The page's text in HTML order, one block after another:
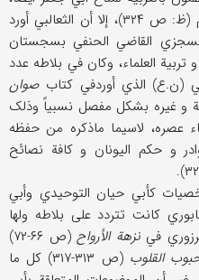
إلی أي منهم (ظ: ص ۳۲۴)، إلا أن الثعالبي أورد
القاضي الحنفي بسجستان
و تربیة العلماء، وکان في بلاطه عدد
(ن.ع) الذي أوردفي کتاب صوان
و غیره بشکل مفصل نسبیاً وذلک
لاسیما ماذکره من حفظه
و حکم الیونان و کافة نصائح
کأبي حیان التوحیدي وأبي
کانت تتردد علی بلاطه ولها
نزهة الأرواح
(ص ۶۶-۷۲)
القلوب
(ص ۳۱۳-۳۱۷) کل ما